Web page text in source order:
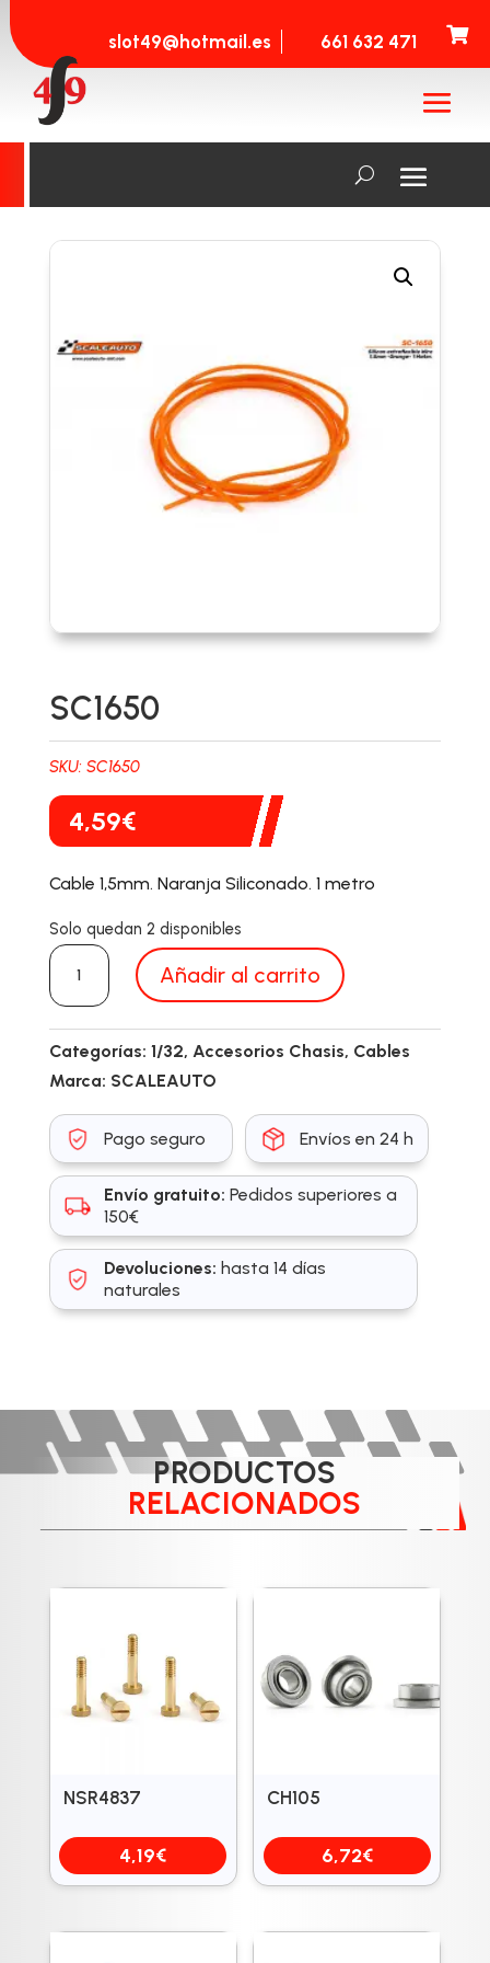
slot49@hotmail.es 661 632 471 
SC1650
SKU: SC1650
4,59€
Cable 1,5mm. Naranja Siliconado. 1 metro
Solo quedan 2 disponibles
SC1650
cantidad
Añadir al carrito
Categorías: 1/32, Accesorios Chasis, Cables
Marca: SCALEAUTO
Pago seguro Envíos en 24 h
Envío gratuito: Pedidos superiores a
150€
Devoluciones: hasta 14 días
naturales
PRODUCTOS
RELACIONADOS
NSR4837
4,19€
CH105
6,72€